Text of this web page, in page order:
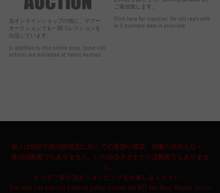
当オンラインショップの他に、ヤフー
オークションでも一部コレクションを
出品しています。
In addition to this online shop, some coll
ections are exhibited at Yahoo Auction.
ご返信致します。
Click here for inquiries. We will reply with
in 3 business days in principle.
我々は特定の政治的思想に対しての翼賛や賞賛、啓蒙の目的もなく、
政治活動家でもありません。いわゆるネオナチの活動家でもありませ
ん。
どうぞご安心頂きショッピングをお楽しみください。
This web site has not political policy and we are NOT Neo Nazi. Please do not